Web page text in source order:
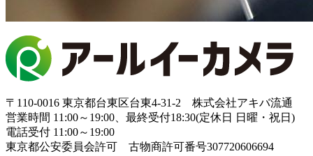
〒110-0016 東京都台東区台東4-31-2 株式会社アキバ流通
営業時間 11:00～19:00、最終受付18:30(定休日 日曜・祝日)
電話受付 11:00～19:00
東京都公安委員会許可 古物商許可番号307720606694